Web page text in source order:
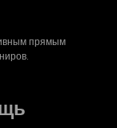
прямым